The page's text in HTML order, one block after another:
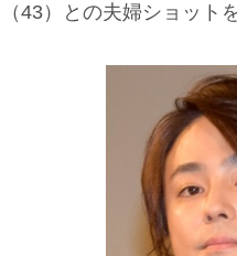
（43）との夫婦ショット